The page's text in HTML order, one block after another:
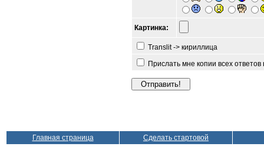
Картинка:
Translit -> кириллица
Прислать мне копии всех
Главная страница Сделать стартовой